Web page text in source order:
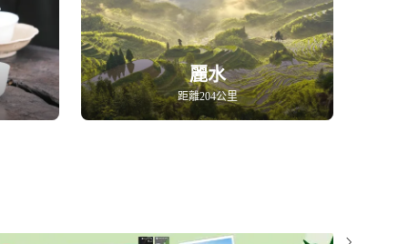
麗水
距離204公里